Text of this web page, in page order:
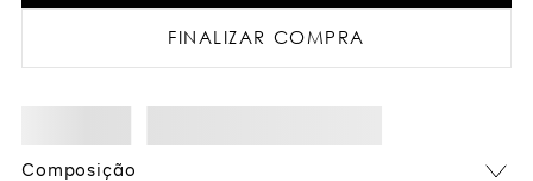
FINALIZAR COMPRA
Composição